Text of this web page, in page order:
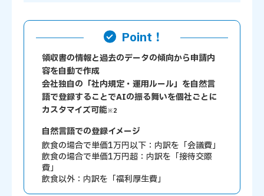
Point！
領収書の情報と過去のデータの傾向から申請内
容を自動で作成
会社独自の「社内規定・運用ルール」を自然言
語で登録することでAIの振る舞いを個社ごとに
カスタマイズ可能※2
自然言語での登録イメージ
飲食の場合で単価1万円以下：内訳を「会議費」
飲食の場合で単価1万円超：内訳を「接待交際
費」
飲食以外：内訳を「福利厚生費」